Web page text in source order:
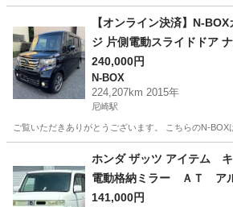
インサイト 車両
【オンライン決済】N-
ジ 片側電動スライドドア
240,000円
N-BOX
224,207km 2015年
尼崎駅
ご覧いただきありがとうございます。 こちらのN-
尼崎駅 車両
ホンダ ザッツ アイテム
電動格納ミラー ＡＴ ア
ウン ハーフフルエアロ
141,000円